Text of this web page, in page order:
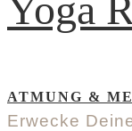
ATMUNG &
Erwecke